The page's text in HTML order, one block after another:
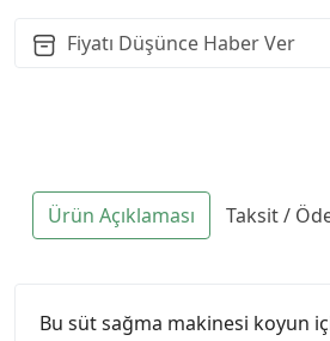
Fiyatı Düşünce Haber Ver
Ürün Açıklaması Taksit /
Bu süt sağma makinesi koyun